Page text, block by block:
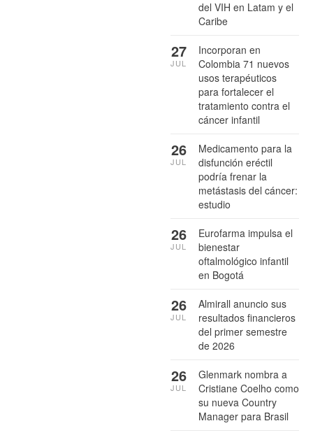
del VIH en Latam y el
Caribe
Incorporan en
Colombia 71 nuevos
usos terapéuticos
para fortalecer el
tratamiento contra el
cáncer infantil
27
JUL
Medicamento para la
disfunción eréctil
podría frenar la
metástasis del cáncer:
estudio
26
JUL
Eurofarma impulsa el
bienestar
oftalmológico infantil
en Bogotá
26
JUL
Almirall anuncio sus
resultados financieros
del primer semestre
de 2026
26
JUL
Glenmark nombra a
Cristiane Coelho como
su nueva Country
Manager para Brasil
26
JUL